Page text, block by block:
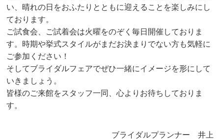
い、晴れの日をおふたりとともに迎えることを楽しみにし
ております。
ご試食会、ご試着会は火曜をのぞく毎日開催しておりま
す。時期や挙式スタイルがまだお決まりでない方も気軽に
ご参加ください！
そしてブライダルフェアでぜひ一緒にイメージを形にして
いきましょう。
皆様のご来館をスタッフ一同、心よりお待ちしておりま
す。
ブライダルプランナー 井上